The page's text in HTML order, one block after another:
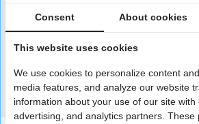
Heb je een vraag over dit
in de chat of stuur een
Stuur e-mail
Consent About cookies
This website uses cookies
We use cookies to personalize content
media features, and analyze our website
information about your use of our site with
advertising, and analytics partners. These